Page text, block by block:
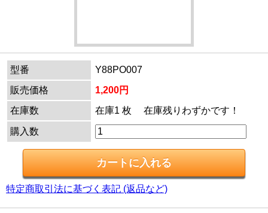
型番
Y88PO007
販売価格
1,200円
在庫数
在庫1 枚 在庫残りわずかです！
購入数
特定商取引法に基づく表記 (返品など)